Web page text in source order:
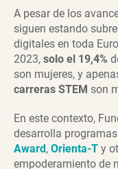
A pesar de los
siguen estando
digitales en toda
2023, solo el 19,4%
son mujeres, y
carreras STEM son
En este contexto,
desarrolla
Award, Orienta-T y
empoderamiento de